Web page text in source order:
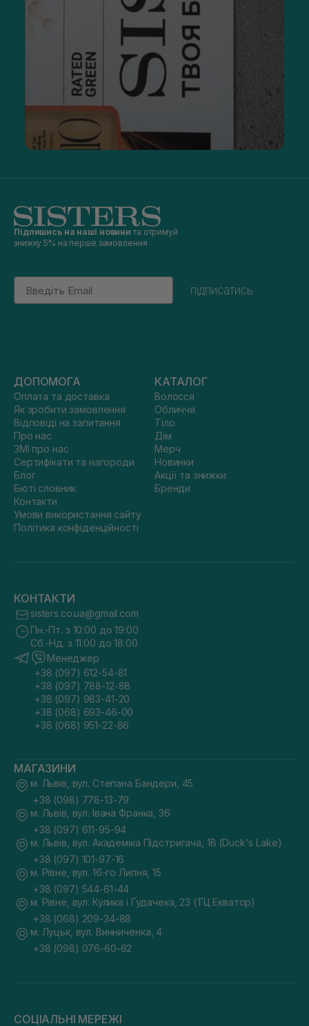
Підпишись на наші новини та отримуй
знижку 5% на перше замовлення
Email
підписатись
ДОПОМОГА
Оплата та доставка
Як зробити замовлення
Відповіді на запитання
Про нас
ЗМІ про нас
Сертифікати та нагороди
Блог
Бюті словник
Контакти
Умови використання сайту
Політика конфіденційності
КАТАЛОГ
Волосся
Обличчя
Тіло
Дім
Мерч
Новинки
Акції та знижки
Бренди
КОНТАКТИ
sisters.co.ua@gmail.com
Пн.-Пт. з 10:00 до 19:00
Сб.-Нд. з 11:00 до 18:00
Менеджер
+38 (097) 612-54-81
+38 (097) 788-12-88
+38 (097) 983-41-20
+38 (068) 693-46-00
+38 (068) 951-22-86
МАГАЗИНИ
м. Львів, вул. Степана Бандери, 45
+38 (098) 778-13-79
м. Львів, вул. Івана Франка, 36
+38 (097) 611-95-94
м. Львів, вул. Академіка Підстригача, 1В (Duck's Lake)
+38 (097) 101-97-16
м. Рівне, вул. 16-го Липня, 15
+38 (097) 544-61-44
м. Рівне, вул. Кулика і Гудачека, 23 (ТЦ Екватор)
+38 (068) 209-34-88
м. Луцьк, вул. Винниченка, 4
+38 (098) 076-60-62
СОЦІАЛЬНІ МЕРЕЖІ